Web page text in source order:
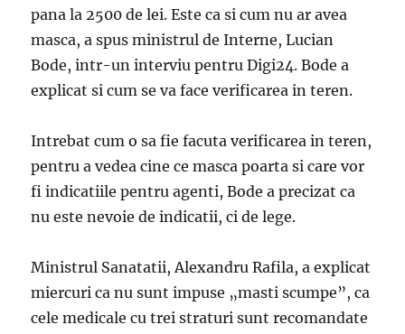
pana la 2500 de lei. Este ca si cum nu ar avea
masca, a spus ministrul de Interne, Lucian
Bode, intr-un interviu pentru Digi24. Bode a
explicat si cum se va face verificarea in teren.
Intrebat cum o sa fie facuta verificarea in teren,
pentru a vedea cine ce masca poarta si care vor
fi indicatiile pentru agenti, Bode a precizat ca
nu este nevoie de indicatii, ci de lege.
Ministrul Sanatatii, Alexandru Rafila, a explicat
miercuri ca nu sunt impuse „masti scumpe”, ca
cele medicale cu trei straturi sunt recomandate